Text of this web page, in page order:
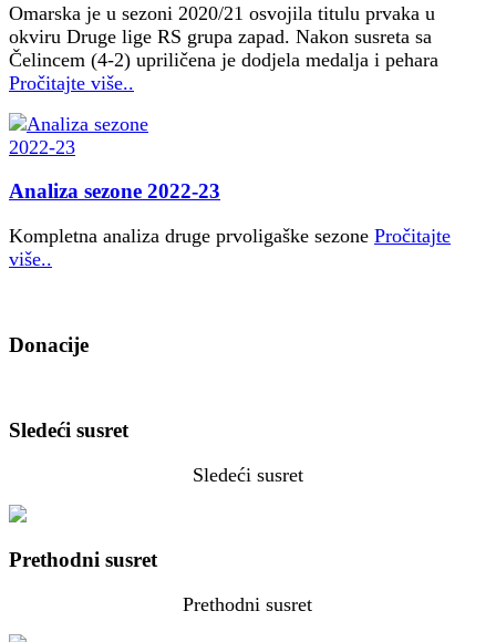
Omarska je u sezoni 2020/21 osvojila titulu prvaka u
okviru Druge lige RS grupa zapad. Nakon susreta sa
Čelincem (4-2) upriličena je dodjela medalja i pehara
Pročitajte više..
Analiza sezone 2022-23
Kompletna analiza druge prvoligaške sezone Pročitajte
više..
Donacije
Sledeći susret
Sledeći susret
Prethodni susret
Prethodni susret